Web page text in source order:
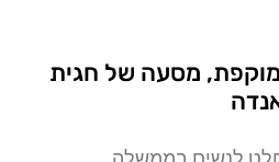
מסעה של חגית